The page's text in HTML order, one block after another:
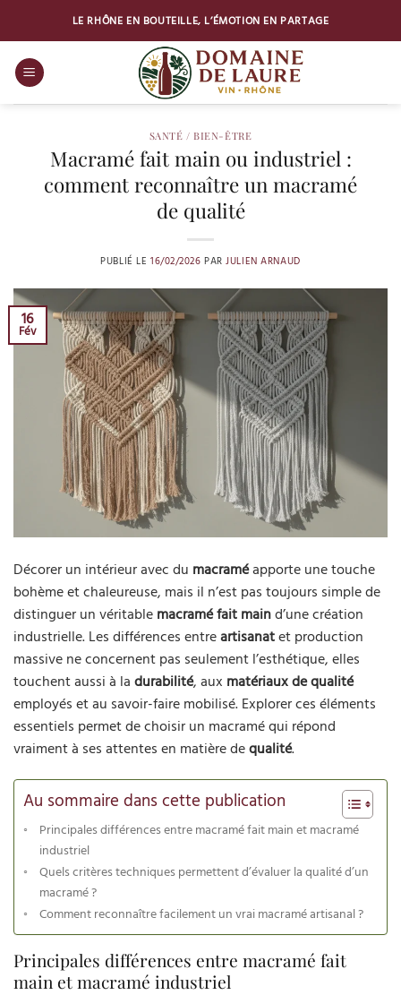
contenu
LE RHÔNE EN BOUTEILLE, L’ÉMOTION EN PARTAGE
SANTÉ / BIEN-ÊTRE
Macramé fait main ou industriel :
comment reconnaître un macramé
de qualité
PUBLIÉ LE 16/02/2026 PARJULIEN ARNAUD
16
Fév
Décorer un intérieur avec du macraméapporte une touche
bohème et chaleureuse, mais il n’est pas toujours simple de
distinguer un véritable macramé fait maind’une création
industrielle. Les différences entreartisanatet production
massive ne concernent pas seulement l’esthétique, elles
touchent aussi à la durabilité, aux matériaux de qualité
employés et au savoir-faire mobilisé. Explorer ces éléments
essentiels permet de choisir un macramé qui répond
vraiment à ses attentes en matière dequalité.
Au sommaire dans cette publication
Principales différences entre macramé fait main et macramé
industriel
Quels critères techniques permettent d’évaluer la qualité d’un
macramé ?
Comment reconnaître facilement un vrai macramé artisanal ?
Principales différences entre macramé fait
main et macramé industriel